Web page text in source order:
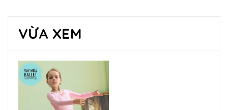
VỪA XEM